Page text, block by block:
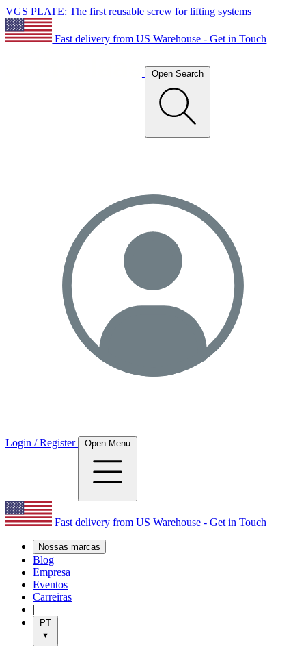
VGS PLATE: The first reusable screw for lifting systems
Fast delivery from US Warehouse - Get in Touch
Open Search
Login / Register Open Menu
Fast delivery from US Warehouse - Get in Touch
Nossas marcas
Blog
Empresa
Eventos
Carreiras
|
PT